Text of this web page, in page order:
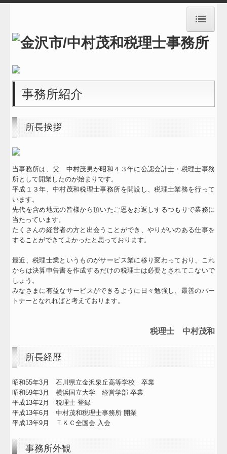
HOME
業務案内
料金案内
メールでのお問い合わせ
お知らせ
交通案内
リンク集
経営者お役立ち情報
社長メニューASP版
関与先向け融資商品ご紹介
事務所紹介
所長挨拶
当事務所は、父 中村茂男が昭和４３年に公認会計士・税理士事務
所として開業したのが始まりです。
平成１３年、中村茂和税理士事務所を開設し、税理士業務を行って
います。
先代を含め地元の皆様から頂いたご恩をお返しするつもりで業務に
当たっています。
たくさんの経営者の方と出会うことができ、やりがいのある仕事を
することができてよかったと思っております。
最近、税理士業というものがサービス業に移り変わっており、これ
からは決算申告書を作成するだけの税理士は必要とされてこないで
しょう。
みなさまに有益なサービスができるように日々勉強し、最善のパー
トナーとなれればと考えております。
税理士 中村茂和
所長経歴
昭和55年3月 石川県立金沢泉丘高等学校 卒業
昭和59年3月 横浜国立大学 経営学部 卒業
平成13年2月 税理士 登録
平成13年6月 中村茂和税理士事務所 開業
平成13年9月 ＴＫＣ全国会 入会
事務所外観